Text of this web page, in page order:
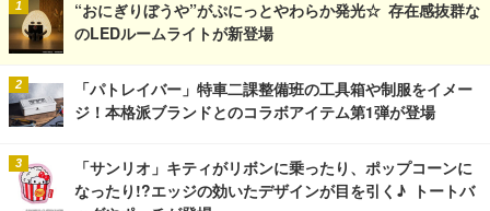
“おにぎりぼうや”がぷにっとやわらか発光☆ 存在感抜群な
のLEDルームライトが新登場
「パトレイバー」特車二課整備班の工具箱や制服をイメー
ジ！本格派ブランドとのコラボアイテム第1弾が登場
「サンリオ」キティがリボンに乗ったり、ポップコーンに
なったり!?エッジの効いたデザインが目を引く♪ トートバ